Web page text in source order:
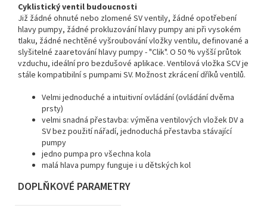
Cyklistický ventil budoucnosti
Již žádné ohnuté nebo zlomené SV ventily, žádné opotřebení
hlavy pumpy, žádné prokluzování hlavy pumpy ani při vysokém
tlaku, žádné nechtěné vyšroubování vložky ventilu, definované a
slyšitelné zaaretování hlavy pumpy - "Clik". O 50 % vyšší průtok
vzduchu, ideální pro bezdušové aplikace. Ventilová vložka SCV je
stále kompatibilní s pumpami SV. Možnost zkrácení dříků ventilů.
Velmi jednoduché a intuitivní ovládání (ovládání dvěma
prsty)
velmi snadná přestavba: výměna ventilových vložek DV a
SV bez použití nářadí, jednoduchá přestavba stávající
pumpy
jedno pumpa pro všechna kola
malá hlava pumpy funguje i u dětských kol
DOPLŇKOVÉ PARAMETRY